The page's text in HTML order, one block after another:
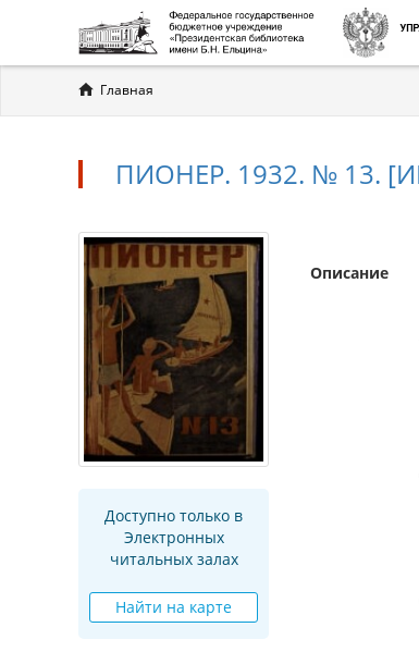
Вы
здесь
Главная
ПИОНЕР. 1932. № 13.
Доступно только в
Электронных
читальных залах
Найти на карте
Описание